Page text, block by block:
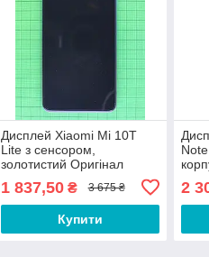
Дисплей Xiaomi Mi 10T
Lite з сенсором,
золотистий Оригінал
1 837,50₴ 3 675 ₴
Купити
2